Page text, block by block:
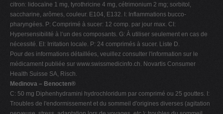
citron: lidocaïne 1 mg, tyrothricine 4 mg, cétrimonium 2 mg; sorbitol,
saccharine, arômes, couleur. E104, E132. I: Inflammations bucco-
pharyngées. P: Comprimé à sucer: 12 comp. par jour max. CI:
Hypersensibilité à l‘un des composants. G: À utiliser seulement en cas de
nécessité. EI: Irritation locale. P: 24 comprimés à sucer. Liste D.
Pour des informations détaillées, veuillez consulter l'information sur le
médicament publiée sur www.swissmedicinfo.ch. Novartis Consumer
Health Suisse SA, Risch.
Medinova – Benocten®
C: 50 mg Diphenhydramini hydrochloridum par comprimé ou 25 gouttes. I:
Troubles de l'endormissement et du sommeil d'origines diverses (agitation